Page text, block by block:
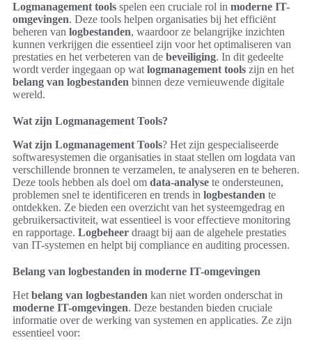
Logmanagement tools spelen een cruciale rol in moderne IT-
omgevingen. Deze tools helpen organisaties bij het efficiënt
beheren van logbestanden, waardoor ze belangrijke inzichten
kunnen verkrijgen die essentieel zijn voor het optimaliseren van
prestaties en het verbeteren van de beveiliging. In dit gedeelte
wordt verder ingegaan op wat logmanagement tools zijn en het
belang van logbestanden binnen deze vernieuwende digitale
wereld.
Wat zijn Logmanagement Tools?
Wat zijn Logmanagement Tools? Het zijn gespecialiseerde
softwaresystemen die organisaties in staat stellen om logdata van
verschillende bronnen te verzamelen, te analyseren en te beheren.
Deze tools hebben als doel om data-analyse te ondersteunen,
problemen snel te identificeren en trends in logbestanden te
ontdekken. Ze bieden een overzicht van het systeemgedrag en
gebruikersactiviteit, wat essentieel is voor effectieve monitoring
en rapportage. Logbeheer draagt bij aan de algehele prestaties
van IT-systemen en helpt bij compliance en auditing processen.
Belang van logbestanden in moderne IT-omgevingen
Het belang van logbestanden kan niet worden onderschat in
moderne IT-omgevingen. Deze bestanden bieden cruciale
informatie over de werking van systemen en applicaties. Ze zijn
essentieel voor: